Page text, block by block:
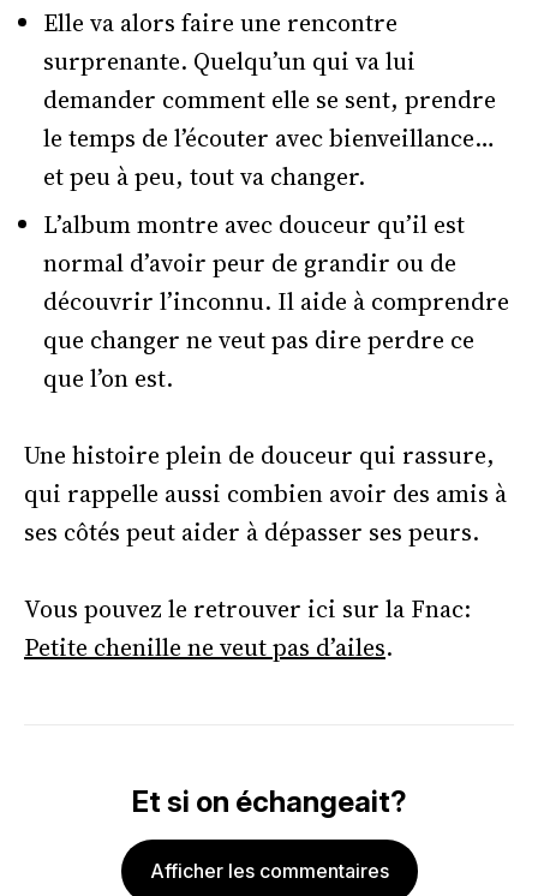
Elle va alors faire une rencontre
surprenante. Quelqu’un qui va lui
demander comment elle se sent, prendre
le temps de l’écouter avec bienveillance…
et peu à peu, tout va changer.
L’album montre avec douceur qu’il est
normal d’avoir peur de grandir ou de
découvrir l’inconnu. Il aide à comprendre
que changer ne veut pas dire perdre ce
que l’on est.
Une histoire plein de douceur qui rassure,
qui rappelle aussi combien avoir des amis à
ses côtés peut aider à dépasser ses peurs.
Vous pouvez le retrouver ici sur la Fnac:
Petite chenille ne veut pas d’ailes.
Et si on échangeait?
Afficher les commentaires